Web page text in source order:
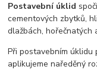
Postavební úklid
cementových zbytků,
dlažbách, hořečnatých
Při postavebním úklidu
aplikujeme naředěný